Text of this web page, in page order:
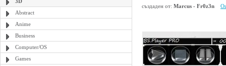
Abstract
Anime
Business
Computer/OS
Games
създаден от: Marcus - Fr0z3n